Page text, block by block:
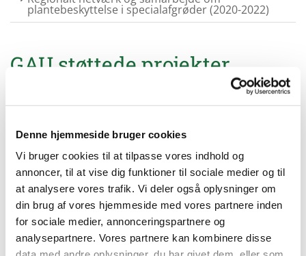
Denne hjemmeside bruger cookies
Vi bruger cookies til at tilpasse vores indhold og
annoncer, til at vise dig funktioner til sociale medier og til
at analysere vores trafik. Vi deler også oplysninger om
din brug af vores hjemmeside med vores partnere inden
for sociale medier, annonceringspartnere og
analysepartnere. Vores partnere kan kombinere disse
plantebeskyttelse i specialafgrøder (2020-2022)
GAU støttede projekter
Udvikling af nye teknikker i rækkeafgrøder, frøbede
og potter
Gødskning af grønsager fra start til slut
Varslingsværktøjer til frugt og grønt
Nye løgsorter under forskellige
dyrkningsbetingelser
Fremtidens sorter af økologiske løg og gulerødder
PROTECFRUIT - Beskyttet produktion af økologiske